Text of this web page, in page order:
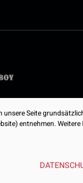
Seite
entnehmen.